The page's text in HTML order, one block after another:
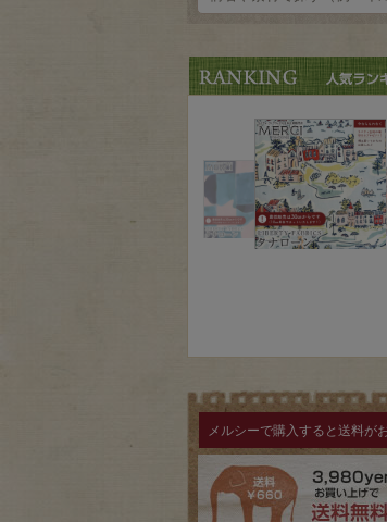
メルシーで購入すると送料が